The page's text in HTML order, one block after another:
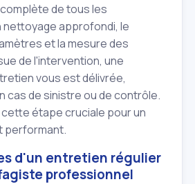
de tous les
approfondi, le
et la mesure des
de l'intervention, une
vous est délivrée,
cas de sinistre ou de contrôle.
étape cruciale pour un
performant.
d'un entretien régulier
professionnel